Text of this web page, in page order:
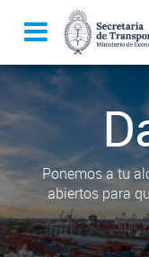
Ponemos a tu
abiertos para